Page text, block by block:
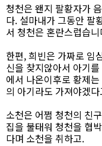
청천은 왠지 팔황자가
다. 설마내가 그동안 팔
서 청천은 혼란스럽습
한편, 희빈은 가짜로 임
신을 찾지않아서 아기
에서 나온이후로 황제
의 아기라도 가져야겠
소천은 어쩜 청천의 친
집을 불태워 청천을 협
다며 소천을 취하고.